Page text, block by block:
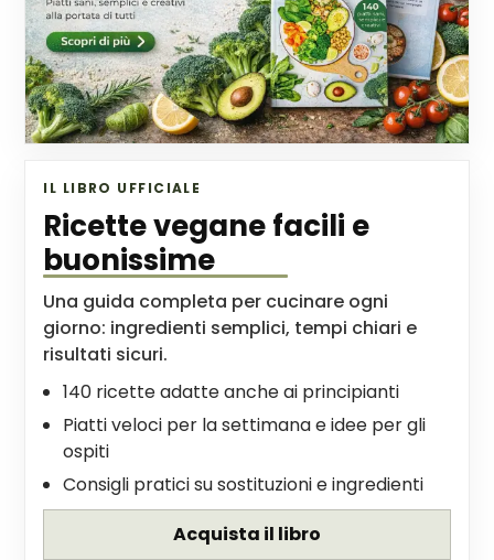
IL LIBRO UFFICIALE
Ricette vegane facili e
buonissime
Una guida completa per cucinare ogni
giorno: ingredienti semplici, tempi chiari e
risultati sicuri.
140 ricette adatte anche ai principianti
Piatti veloci per la settimana e idee per gli
ospiti
Consigli pratici su sostituzioni e ingredienti
Acquista il libro